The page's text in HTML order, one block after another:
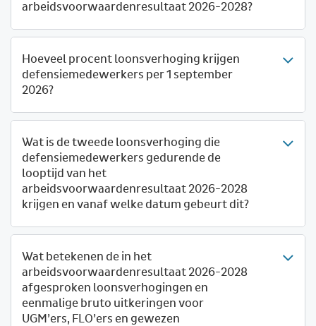
arbeidsvoorwaardenresultaat 2026-2028?
Hoeveel procent loonsverhoging krijgen
defensiemedewerkers per 1 september
2026?
Wat is de tweede loonsverhoging die
defensiemedewerkers gedurende de
looptijd van het
arbeidsvoorwaardenresultaat 2026-2028
krijgen en vanaf welke datum gebeurt dit?
Wat betekenen de in het
arbeidsvoorwaardenresultaat 2026-2028
afgesproken loonsverhogingen en
eenmalige bruto uitkeringen voor
UGM’ers, FLO’ers en gewezen